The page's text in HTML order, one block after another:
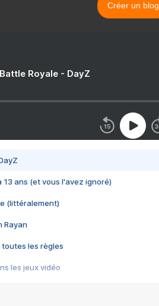
Créer un blog
Royale - DayZ
13 ans (et vous l'avez ignoré)
(littéralement)
Rayan
toutes les règles
les jeux vidéo